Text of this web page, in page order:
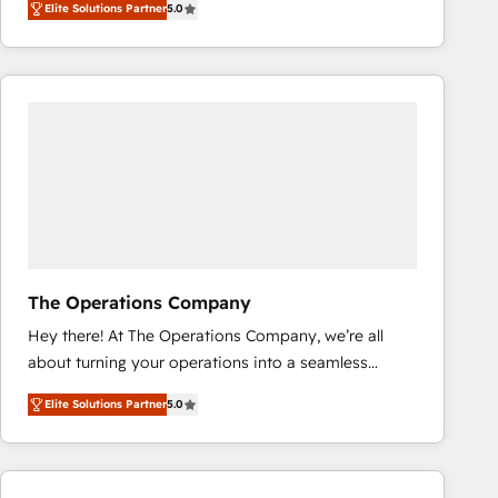
system environments and global SaaS or
manufacturing teams. Trusted by leading enterprises
and fast growing scale ups including Sony, Rapyd,
Elite Solutions Partner5.0
The Operations Company
Hey there! At The Operations Company, we’re all
about turning your operations into a seamless
experience that powers real results. We specialize in
transforming complex systems into efficient,
scalable solutions that work across your entire
organization. We’re a unique blend of deep HubSpot
Elite Solutions Partner5.0